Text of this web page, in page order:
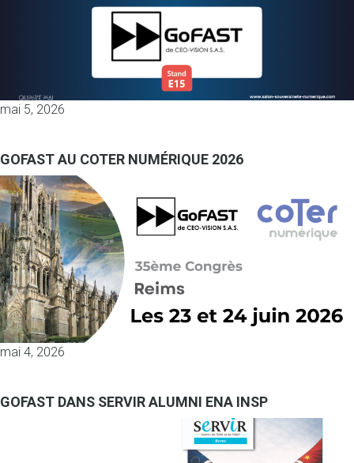
mai 5, 2026
GOFAST AU COTER NUMÉRIQUE 2026
mai 4, 2026
GOFAST DANS SERVIR ALUMNI ENA INSP